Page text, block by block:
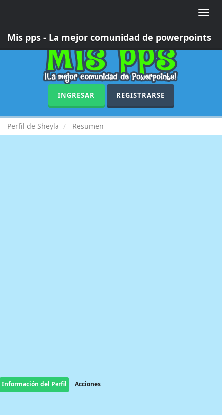
Toggle
Mis pps - La mejor comunidad de powerpoints
INGRESAR REGISTRARSE
Perfil de Sheyla Resumen
Información del Perfil Acciones